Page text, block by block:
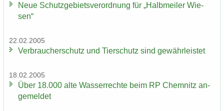
Neue Schutz­ge­biets­ver­ord­nung für „Halb­mei­ler Wie­
sen“
22.02.2005
Ver­brau­cher­schutz und Tier­schutz sind ge­währ­leis­tet
18.02.2005
Über 18.000 alte Was­ser­rech­te beim RP Chem­nitz an­
ge­mel­det